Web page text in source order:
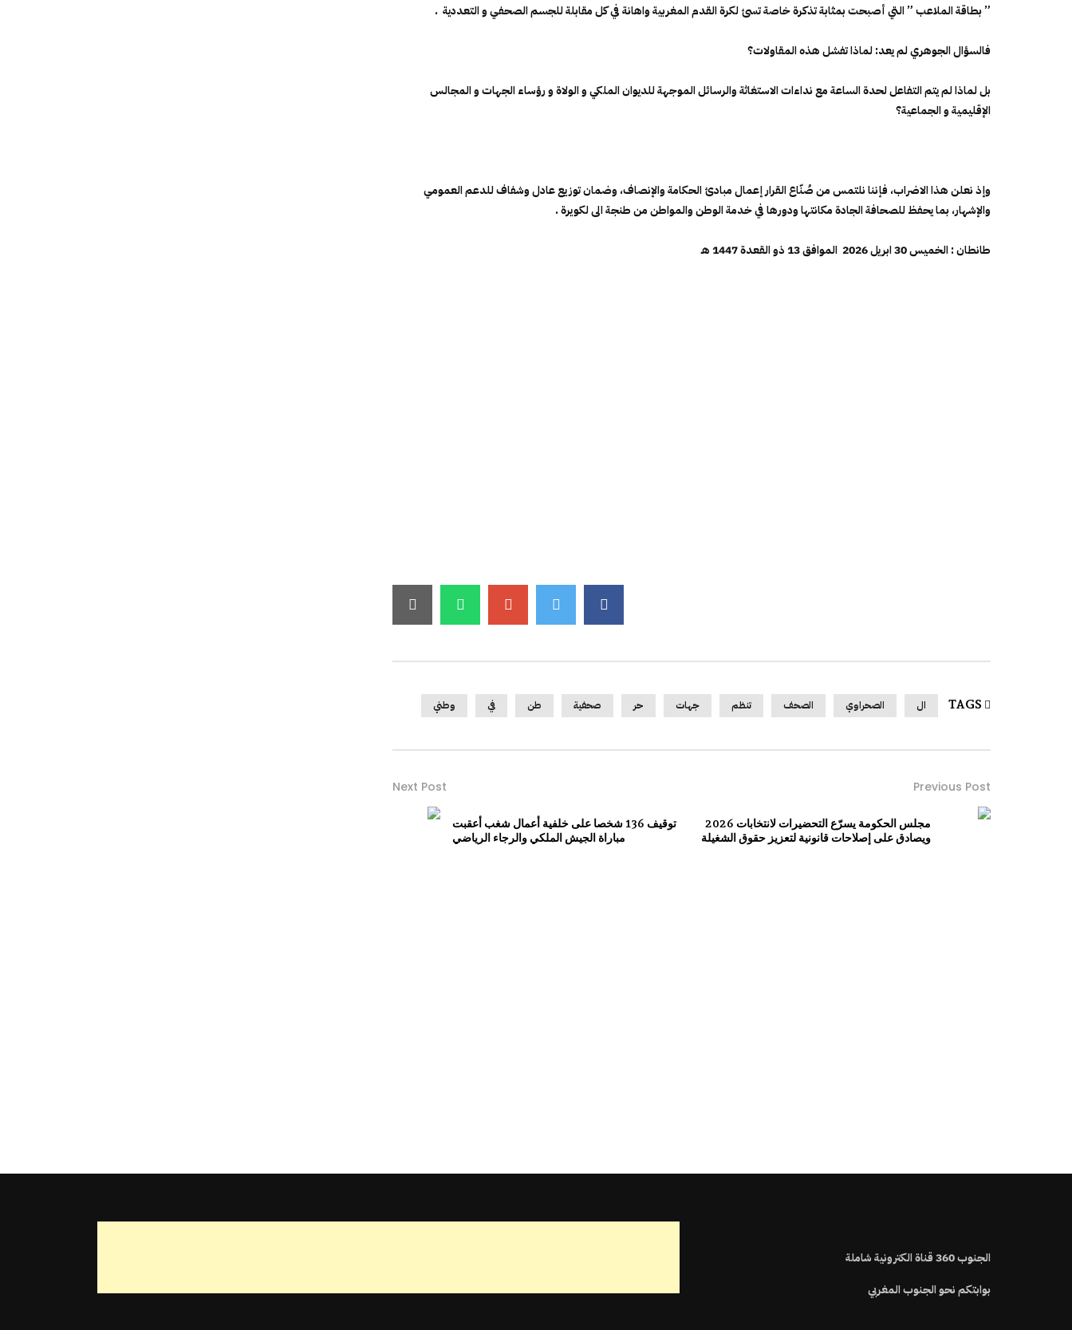
” بطاقة الملاعب ” التي أصبحت بمثابة تذكرة خاصة تسئ لكرة القدم المغربية واهانة في كل مقابلة للجسم الصحفي و التعددية .
فالسؤال الجوهري لم يعد: لماذا تفشل هذه المقاولات؟
بل لماذا لم يتم التفاعل لحدة الساعة مع نداءات الاستغاثة والرسائل الموجهة للديوان الملكي و الولاة و رؤساء الجهات و المجالس
الإقليمية و الجماعية؟
وإذ نعلن هذا الاضراب، فإننا نلتمس من صُنّاع القرار إعمال مبادئ الحكامة والإنصاف، وضمان توزيع عادل وشفاف للدعم العمومي
والإشهار، بما يحفظ للصحافة الجادة مكانتها ودورها في خدمة الوطن والمواطن من طنجة الى لكويرة .
طانطان : الخميس 30 ابريل 2026 الموافق 13 ذو القعدة 1447 هـ
TAGS ال الصحراوي الصحف تنظم جهات حر صحفية طن في وطني
Previous Post
مجلس الحكومة يسرّع التحضيرات لانتخابات 2026
ويصادق على إصلاحات قانونية لتعزيز حقوق الشغيلة
Next Post
توقيف 136 شخصا على خلفية أعمال شغب أعقبت
مباراة الجيش الملكي والرجاء الرياضي
الجنوب360قناة الكترونية شاملة
بوابتكم نحو الجنوب المغربي